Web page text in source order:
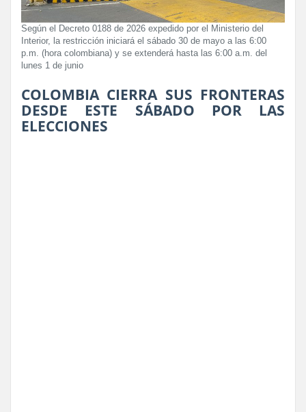
Según el Decreto 0188 de 2026 expedido por el Ministerio del
Interior, la restricción iniciará el sábado 30 de mayo a las 6:00
p.m. (hora colombiana) y se extenderá hasta las 6:00 a.m. del
lunes 1 de junio
COLOMBIA CIERRA SUS FRONTERAS
DESDE ESTE SÁBADO POR LAS
ELECCIONES